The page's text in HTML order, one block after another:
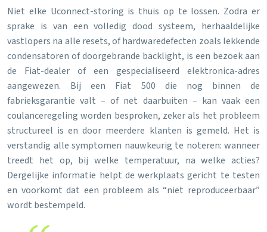
Niet elke Uconnect-storing is thuis op te lossen. Zodra er
sprake is van een volledig dood systeem, herhaaldelijke
vastlopers na alle resets, of hardwaredefecten zoals lekkende
condensatoren of doorgebrande backlight, is een bezoek aan
de Fiat-dealer of een gespecialiseerd elektronica-adres
aangewezen. Bij een Fiat 500 die nog binnen de
fabrieksgarantie valt – of net daarbuiten – kan vaak een
coulanceregeling worden besproken, zeker als het probleem
structureel is en door meerdere klanten is gemeld. Het is
verstandig alle symptomen nauwkeurig te noteren: wanneer
treedt het op, bij welke temperatuur, na welke acties?
Dergelijke informatie helpt de werkplaats gericht te testen
en voorkomt dat een probleem als “niet reproduceerbaar”
wordt bestempeld.